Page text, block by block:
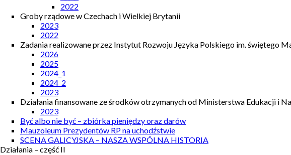
2022
Groby rządowe w Czechach i Wielkiej Brytanii
2023
2022
Zadania realizowane przez Instytut Rozwoju Języka Polskiego im. świętego
2026
2025
2024_1
2024_2
2023
Działania finansowane ze środków otrzymanych od Ministerstwa Edukacji i
2023
Być albo nie być – zbiórka pieniędzy oraz darów
Mauzoleum Prezydentów RP na uchodźstwie
SCENA GALICYJSKA – NASZA WSPÓLNA HISTORIA
Działania – część II